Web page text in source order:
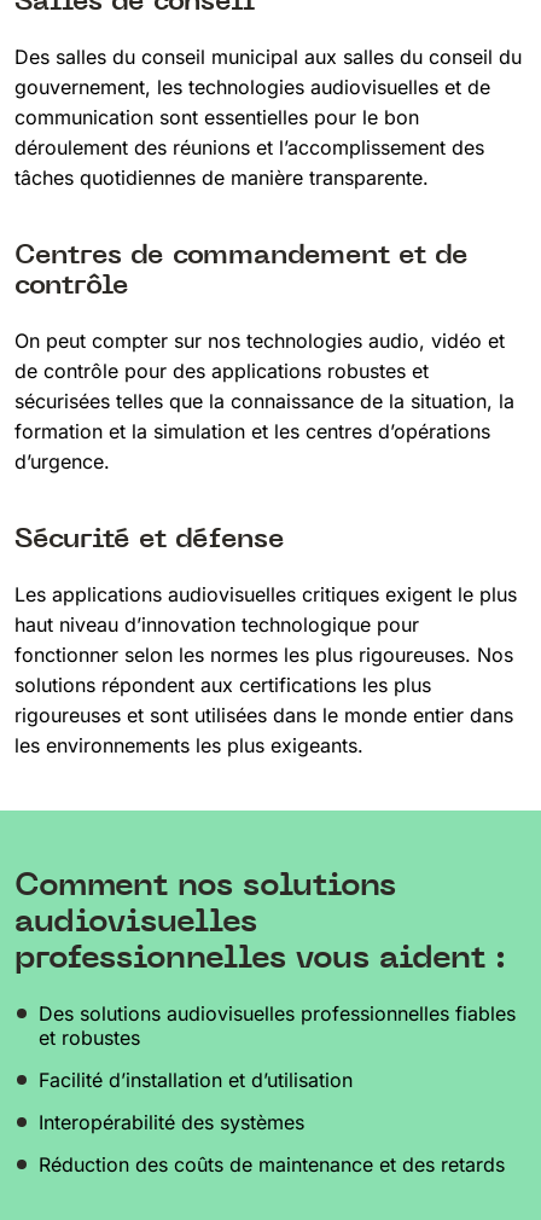
Des salles du conseil municipal aux salles du conseil du
gouvernement, les technologies audiovisuelles et de
communication sont essentielles pour le bon
déroulement des réunions et l’accomplissement des
tâches quotidiennes de manière transparente.
Centres de commandement et de
contrôle
On peut compter sur nos technologies audio, vidéo et
de contrôle pour des applications robustes et
sécurisées telles que la connaissance de la situation, la
formation et la simulation et les centres d’opérations
d’urgence.
Sécurité et défense
Les applications audiovisuelles critiques exigent le plus
haut niveau d’innovation technologique pour
fonctionner selon les normes les plus rigoureuses. Nos
solutions répondent aux certifications les plus
rigoureuses et sont utilisées dans le monde entier dans
les environnements les plus exigeants.
Comment nos solutions
audiovisuelles
professionnelles vous aident :
Des solutions audiovisuelles professionnelles fiables
et robustes
Facilité d’installation et d’utilisation
Interopérabilité des systèmes
Réduction des coûts de maintenance et des retards